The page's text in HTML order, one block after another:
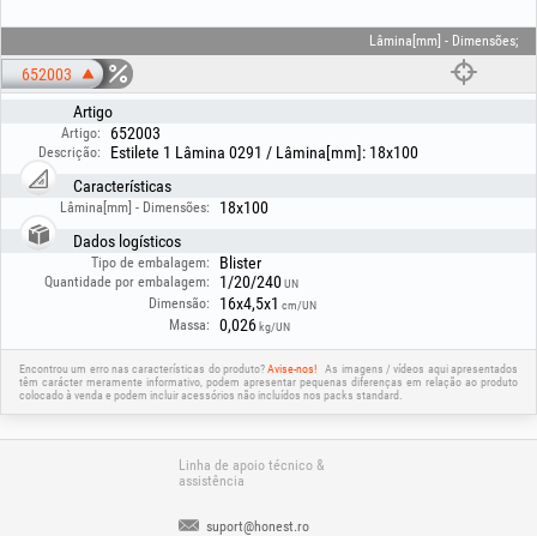
Lâmina[mm] - Dimensões;
652003
Artigo
Artigo: 652003
Descrição:
Estilete 1 Lâmina 0291 / Lâmina[mm]: 18x100
Características
Lâmina[mm] - Dimensões:
18x100
Dados logísticos
Tipo de embalagem: Blister
Quantidade por embalagem: 1/20/240UN
Dimensão: 16x4,5x1 cm/UN
Massa: 0,026 kg/UN
Encontrou um erro nas características do produto?Avise-nos!
As imagens / vídeos aqui apresentados
têm carácter meramente informativo, podem apresentar pequenas diferenças em relação ao produto
colocado à venda e podem incluir acessórios não incluídos nos packs standard.
Linha de apoio técnico &
assistência
suport@honest.ro